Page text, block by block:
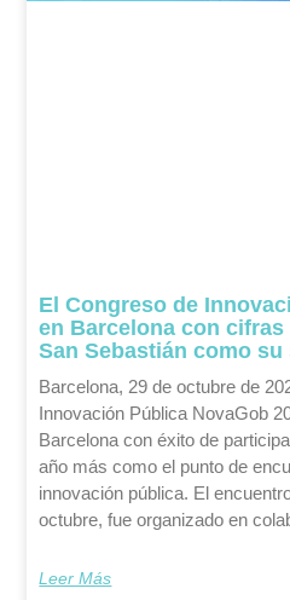
El Congreso de
en Barcelona con
San Sebastián como su
Barcelona, 29 de octubre de
Innovación Pública NovaGob
Barcelona con éxito de
año más como el punto de
innovación pública. El
octubre, fue organizado en
Leer Más